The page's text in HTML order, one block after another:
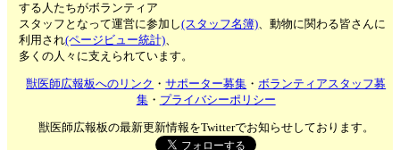
する人たちがボランティア
スタッフとなって運営に参加し(スタッフ名簿)、動物に関わる皆さんに
利用され(ページビュー統計)、
多くの人々に支えられています。
獣医師広報板へのリンク ・サポーター募集 ・ボランティアスタッフ募
集・ プライバシーポリシー
獣医師広報板の最新更新情報をTwitterでお知らせしております。